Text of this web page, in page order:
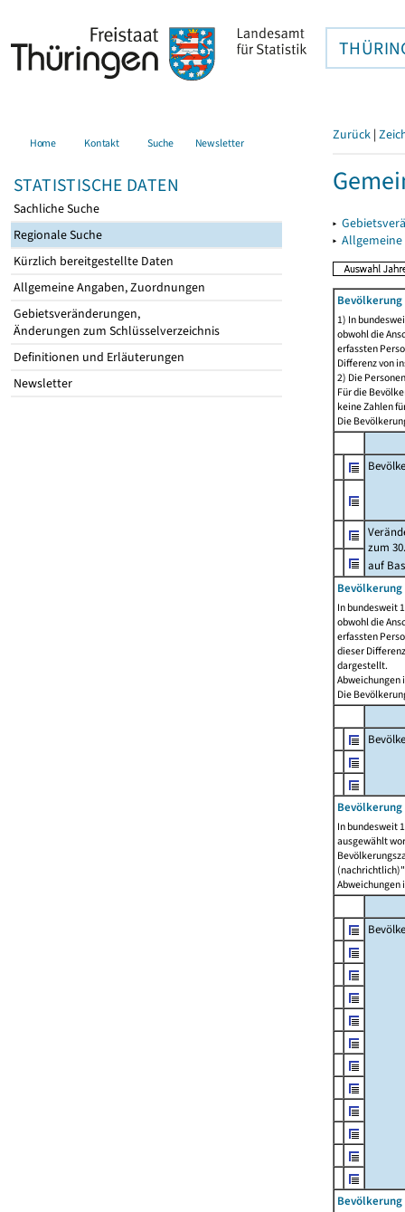
Home Kontakt Suche Newsletter
STATISTISCHE DATEN
Sachliche Suche
Regionale Suche
Kürzlich bereitgestellte Daten
Allgemeine Angaben, Zuordnungen
Gebietsveränderungen,
Änderungen zum Schlüsselverzeichnis
Definitionen und Erläuterungen
Newsletter
Zurück |
▸
▸
1) In
obwohl die
erfassten
Differenz von
2) Die
Für die
keine Zahlen
Die
zum
auf
Bevölkerung
In bundesweit
obwohl die
erfassten
dieser
dargestellt.
Abweichungen
Die
In bundesweit
ausgewählt
Abweichungen